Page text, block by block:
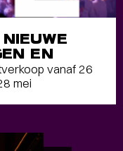
EN
vanaf 26
mei